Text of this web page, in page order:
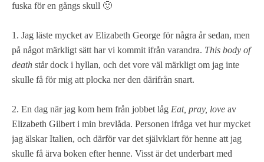
fuska för en gångs skull 🙂
1. Jag läste mycket av Elizabeth George för några år sedan, men
på något märkligt sätt har vi kommit ifrån varandra. This body of
death står dock i hyllan, och det vore väl märkligt om jag inte
skulle få för mig att plocka ner den därifrån snart.
2. En dag när jag kom hem från jobbet låg Eat, pray, love av
Elizabeth Gilbert i min brevlåda. Personen ifråga vet hur mycket
jag älskar Italien, och därför var det självklart för henne att jag
skulle få ärva boken efter henne. Visst är det underbart med